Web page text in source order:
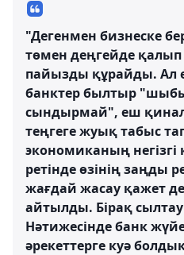
"Дегенмен бизнеске
төмен деңгейде
пайызды құрайды. Ал
банктер былтыр
сындырмай", еш
теңгеге жуық табыс
экономиканың
ретінде өзінің заңды
жағдай жасау қажет
айтылды. Бірақ
Нәтижесінде банк
әрекеттерге куә